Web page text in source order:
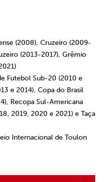
(2008), Cruzeiro (2009-
(2013-2017), Grêmio
Futebol Sub-20 (2010 e
e 2014), Copa do Brasil
Recopa Sul-Americana
2019, 2020 e 2021) e Taça
Internacional de Toulon